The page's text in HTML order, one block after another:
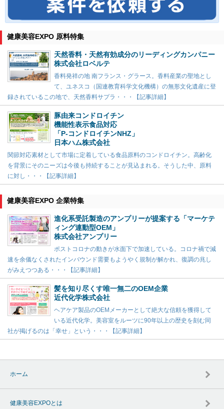
健康美容EXPO 原料特集
天然香料・天然有効成分のリーディングカンパニー
株式会社ロベルテ
香料発祥の地 南フランス・グラース。香料産業の聖地とし
て、ユネスコ（国連教育科学文化機構）の無形文化遺産に登
録されているこの地で、天然香料サプラ・・・【記事詳細】
豚由来コンドロイチン
機能性表示食品対応
「P-コンドロイチンNHZ」
日本ハム株式会社
関節対応素材として市場に定着している食品原料のコンドロイチン。高齢化
を背景にそのニーズは今後も持続することが見込まれる。そうした中、原料
に対し・・・【記事詳細】
健康美容EXPO 企業特集
進化系受託製造のアンプリーが提案する「マーケテ
ィング連動型OEM」
株式会社アンプリー
ポストコロナの動きが水面下で加速している。コロナ禍で減
速を余儀なくされたインバウンド需要もようやく規制が解かれ、復調の兆し
がみえつつある・・・【記事詳細】
髪を知り尽くす唯一無二のOEM企業
近代化学株式会社
ヘアケア製品のOEMメーカーとして絶大な信頼を獲得して
いる近代化学。美容室をルーツに90年以上の歴史を刻む同
社が掲げるのは「幸せ」という・・・【記事詳細】
ホーム
健康美容EXPOとは